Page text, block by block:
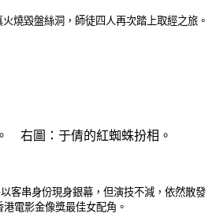
燒毀盤絲洞，師徒四人再次踏上取經之旅。
。 右圖：于倩的紅蜘蛛扮相。
客串身份現身銀幕，但演技不減，依然散發
電影金像獎最佳女配角。